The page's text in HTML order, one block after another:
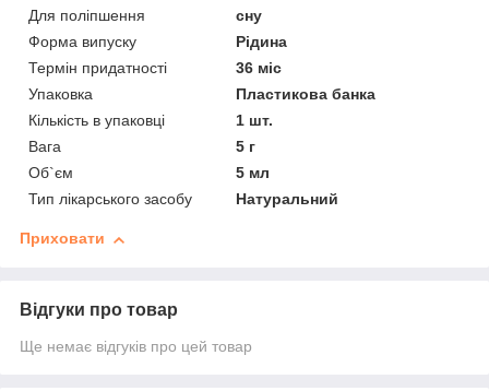
Для поліпшення
сну
Форма випуску
Рідина
Термін придатності
36 міс
Упаковка
Пластикова банка
Кількість в упаковці
1 шт.
Вага
5 г
Об`єм
5 мл
Тип лікарського засобу
Натуральний
Приховати
Відгуки про товар
Ще немає відгуків про цей товар